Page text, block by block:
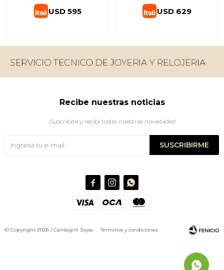
USD 595 USD 629
Recibe nuestras noticias
¡Suscribite y recibí todas nuestras novedades!
SUSCRIBIRME
  
© Copyright 2026 / Cantegrill JoyasTérminos y condiciones